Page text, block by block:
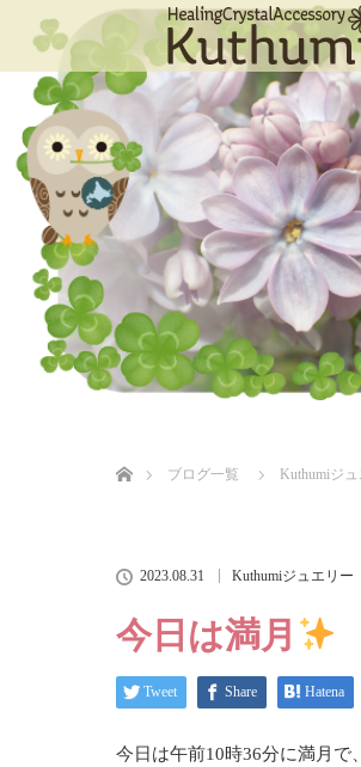
ブログ一覧
Kuthumiジ
2023.08.31 Kuthumiジュエリー
今日は満月
Tweet Share Hatena
今日は午前10時36分に満月で